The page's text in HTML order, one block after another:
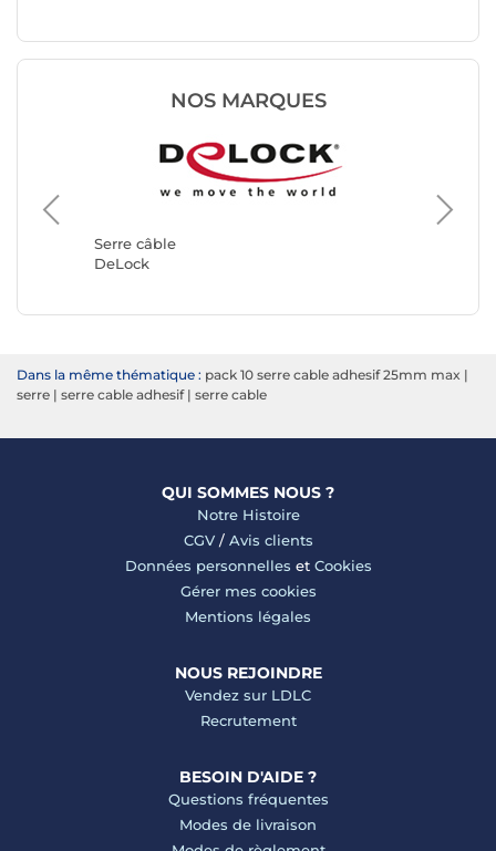
NOS MARQUES
Serre câble
DeLock
Serre
Goobay
Dans la même thématique : pack 10 serre cable adhesif 25mm max |
serre | serre cable adhesif| serre cable
QUI SOMMES NOUS ?
Notre Histoire
CGV/ Avis clients
Données personnelles et Cookies
Gérer mes cookies
Mentions légales
NOUS REJOINDRE
Vendez sur LDLC
Recrutement
BESOIN D'AIDE ?
Questions fréquentes
Modes de livraison